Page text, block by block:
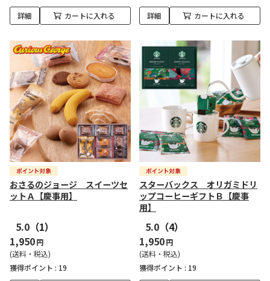
詳細 カートに入れる 詳細 カートに入れる
おさるのジョージ スイーツセ
ットＡ【慶事用】
5.0 （1）
1,950円
(送料・税込)
獲得ポイント : 19
スターバックス オリガミドリ
ップコーヒーギフトＢ【慶事
用】
5.0 （4）
1,950円
(送料・税込)
獲得ポイント : 19